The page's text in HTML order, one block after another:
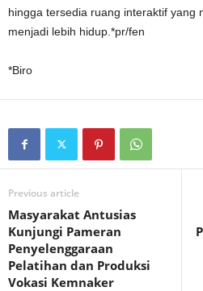
hingga tersedia ruang interaktif yang
menjadi lebih hidup.*pr/fen
*Biro
Previous article
Masyarakat Antusias
Kunjungi Pameran
Penyelenggaraan
Pelatihan dan Produksi
Vokasi Kemnaker